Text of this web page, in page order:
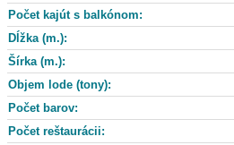
Počet kajút s balkónom:
Dĺžka (m.):
Šírka (m.):
Objem lode (tony):
Počet barov:
Počet reštaurácii: